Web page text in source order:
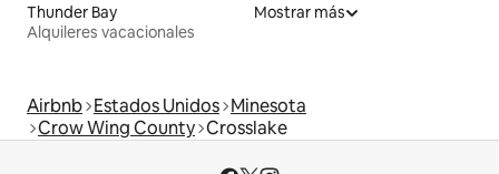
Thunder Bay
Alquileres vacacionales
Mostrar más
Airbnb Estados Unidos Minesota
Crow Wing County Crosslake